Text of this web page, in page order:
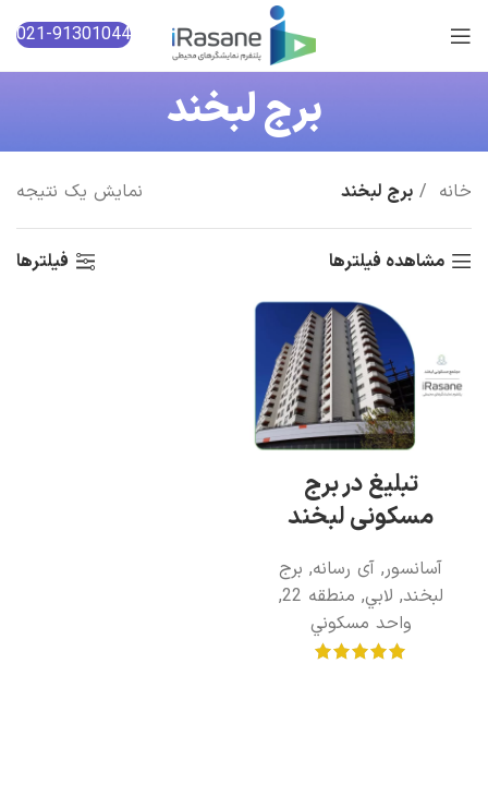
021-91301044
برج لبخند
خانه برج لبخند نمایش یک نتیجه
مشاهده فیلترها فیلترها
تبلیغ در برج
مسکونی لبخند
آسانسور, آی رسانه, برج
لبخند, لابي, منطقه 22
,
واحد مسکوني